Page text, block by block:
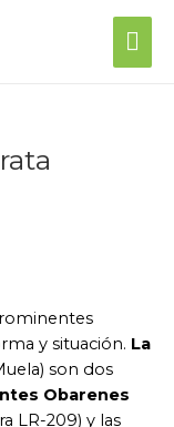
y situación. La
son dos
Obarenes
LR-209) y las